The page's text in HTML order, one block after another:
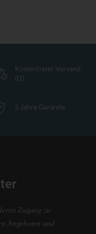
Kostenfreier Versand
(D)
5 Jahre Garantie
Zugang zu
Angeboten und